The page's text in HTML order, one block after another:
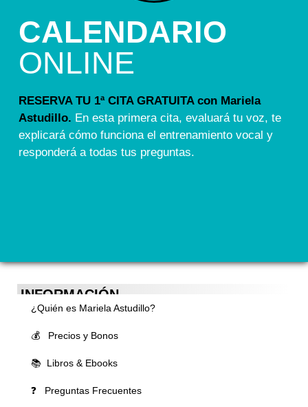
CALENDARIO
ONLINE
RESERVA TU 1ª CITA GRATUITA con Mariela
Astudillo. En esta primera cita, evaluará tu voz, te
explicará cómo funciona el entrenamiento vocal y
responderá a todas tus preguntas.
INFORMACIÓN
¿Quién es Mariela Astudillo?
💰 Precios y Bonos
📚 Libros & Ebooks
❓ Preguntas Frecuentes